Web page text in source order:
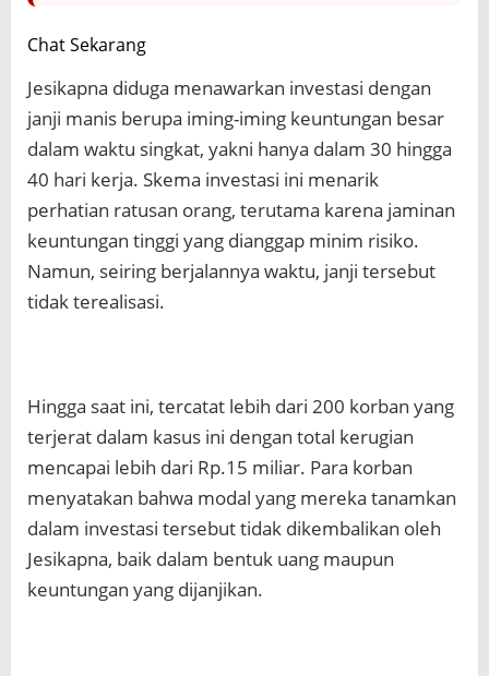
Chat Sekarang
Jesikapna diduga menawarkan investasi dengan
janji manis berupa iming-iming keuntungan besar
dalam waktu singkat, yakni hanya dalam 30 hingga
40 hari kerja. Skema investasi ini menarik
perhatian ratusan orang, terutama karena jaminan
keuntungan tinggi yang dianggap minim risiko.
Namun, seiring berjalannya waktu, janji tersebut
tidak terealisasi.
Hingga saat ini, tercatat lebih dari 200 korban yang
terjerat dalam kasus ini dengan total kerugian
mencapai lebih dari Rp.15 miliar. Para korban
menyatakan bahwa modal yang mereka tanamkan
dalam investasi tersebut tidak dikembalikan oleh
Jesikapna, baik dalam bentuk uang maupun
keuntungan yang dijanjikan.